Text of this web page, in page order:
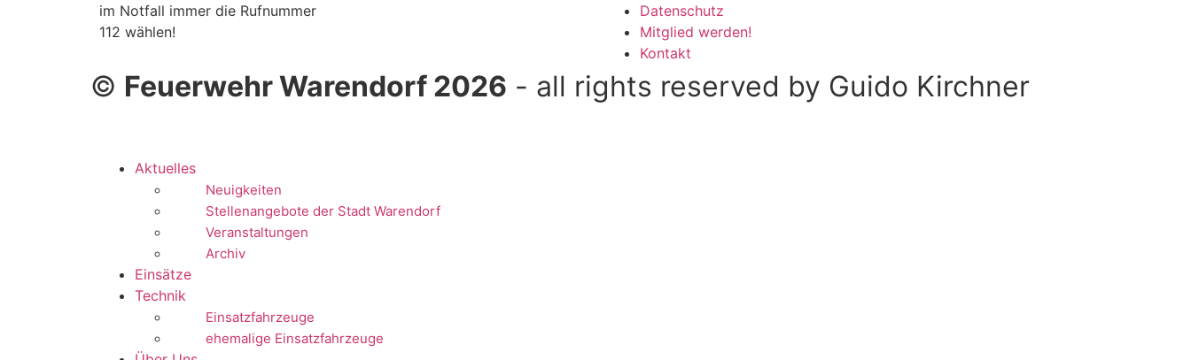
im Notfall immer die Rufnummer
112 wählen!
Datenschutz
Mitglied werden!
Kontakt
© Feuerwehr Warendorf 2026 - all rights reserved by Guido Kirchner
Aktuelles
Neuigkeiten
Stellenangebote der Stadt Warendorf
Veranstaltungen
Archiv
Einsätze
Technik
Einsatzfahrzeuge
ehemalige Einsatzfahrzeuge